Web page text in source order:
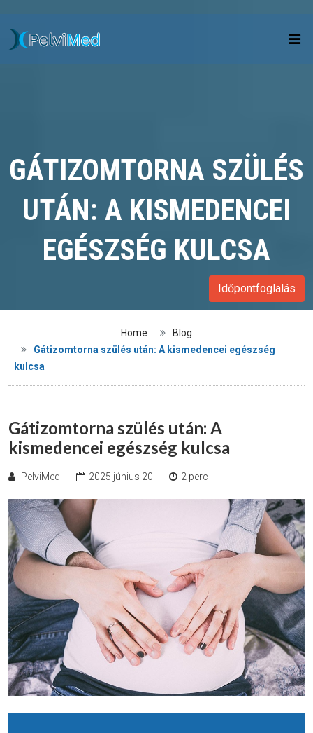
GÁTIZOMTORNA SZÜLÉS
UTÁN: A KISMEDENCEI
EGÉSZSÉG KULCSA
Időpontfoglalás
Home
Blog
Gátizomtorna szülés után: A kismedencei egészség
kulcsa
Gátizomtorna szülés után: A
kismedencei egészség kulcsa
PelviMed 2025 június 20 2 perc